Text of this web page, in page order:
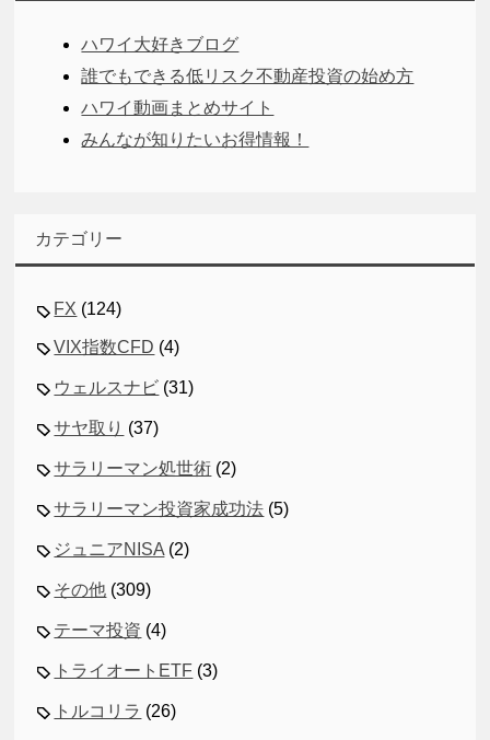
ハワイ大好きブログ
誰でもできる低リスク不動産投資の始め方
ハワイ動画まとめサイト
みんなが知りたいお得情報！
カテゴリー
FX (124)
VIX指数CFD (4)
ウェルスナビ (31)
サヤ取り (37)
サラリーマン処世術 (2)
サラリーマン投資家成功法 (5)
ジュニアNISA (2)
その他 (309)
テーマ投資 (4)
トライオートETF (3)
トルコリラ (26)